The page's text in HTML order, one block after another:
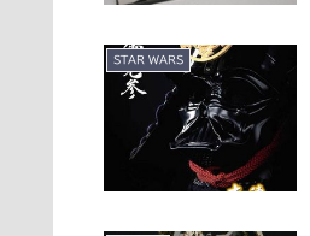
STAR WARS